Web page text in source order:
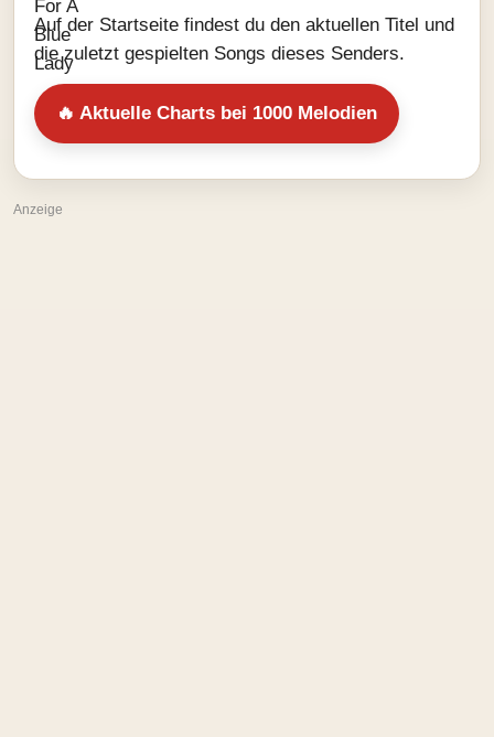
Auf der Startseite findest du den aktuellen Titel und
die zuletzt gespielten Songs dieses Senders.
🔥 Aktuelle Charts bei 1000 Melodien
Anzeige